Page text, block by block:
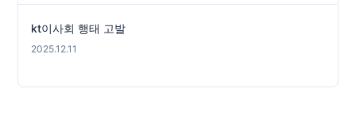
kt이사회 행태 고발
2025.12.11